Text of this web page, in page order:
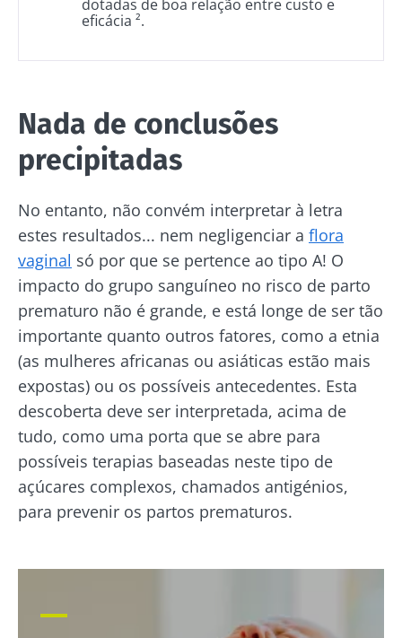
dotadas de boa relação entre custo e
eficácia ².
Nada de conclusões
precipitadas
No entanto, não convém interpretar à letra
estes resultados... nem negligenciar a flora
vaginal só por que se pertence ao tipo A! O
impacto do grupo sanguíneo no risco de parto
prematuro não é grande, e está longe de ser tão
importante quanto outros fatores, como a etnia
(as mulheres africanas ou asiáticas estão mais
expostas) ou os possíveis antecedentes. Esta
descoberta deve ser interpretada, acima de
tudo, como uma porta que se abre para
possíveis terapias baseadas neste tipo de
açúcares complexos, chamados antigénios,
para prevenir os partos prematuros.
Redirecionamento
Você está prestes a ser redirecionado e
Ser redirecionado
Ficar no site do Biocodex Microbiota Institute
sobre a microbiota.
Gostaria de me inscrever para receber mais
informações sobre a Biocodex
Eu li e aceito ascondições gerais de utilização
e apolítica de privacidadedo Biocodex
Microbiota Institute.
* Campo obrigatório
BMI 20-35
Eu li e aceito as
condições gerais de utilização
Microbiota Institute.
BMI 20-35
Descubra
Kefir: um
aliado natural
da nossa
microbiota?
Ligeiramente
efervescente,
com um toque
ácido e
rico em
microrganismos
vivos, o kefir
vem conq...
Os iogurtes,
os grandes
aliados do
teu
microbioma
intestinal
iogurte,
queijo
skyr? Estes
produtos
lácteos têm
um ponto
mais
23/07/
e
Ler o